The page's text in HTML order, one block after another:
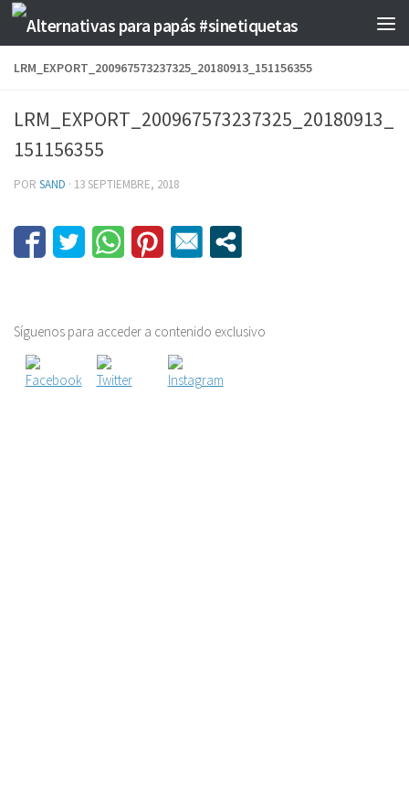
Saltar al contenido
LRM_EXPORT_200967573237325_20180913_151156355
LRM_EXPORT_200967573237325_20180913_
151156355
POR SAND · 13 SEPTIEMBRE, 2018
Síguenos para acceder a contenido exclusivo